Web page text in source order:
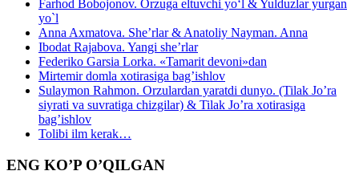
Farhod Bobojonov. Orzuga eltuvchi yo‘l & Yulduzlar yurgan
yo`l
Anna Axmatova. She’rlar & Anatoliy Nayman. Anna
Ibodat Rajabova. Yangi she’rlar
Federiko Garsia Lorka. «Tamarit devoni»dan
Mirtemir domla xotirasiga bag’ishlov
Sulaymon Rahmon. Orzulardan yaratdi dunyo. (Tilak Jo’ra
siyrati va suvratiga chizgilar) & Tilak Jo’ra xotirasiga
bag’ishlov
Tolibi ilm kerak…
ENG KO’P O’QILGAN